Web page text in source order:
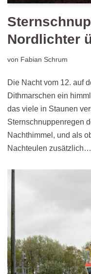
Nordlichter
von Fabian Schrum
Die Nacht vom 12. auf
Dithmarschen ein
das viele in Staunen
Sternschnuppenregen
Nachthimmel, und als
Nachteulen zusätzlich…